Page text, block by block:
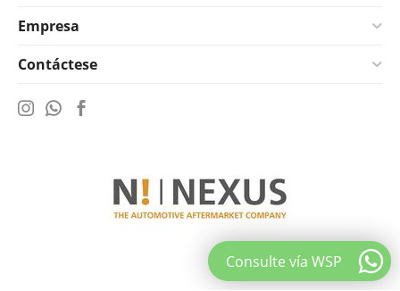
Empresa
Contáctese
Consulte vía WSP